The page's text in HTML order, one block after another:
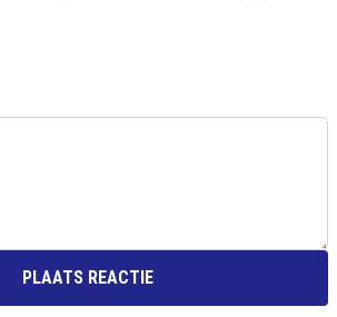
PLAATS REACTIE